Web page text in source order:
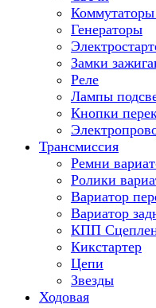
Генераторы
Замки
Реле
Лампы
Кнопки
Трансмиссия
Ремни
Ролики
Вариатор
Вариатор
КПП
Кикстартер
Цепи
Звезды
Ходовая